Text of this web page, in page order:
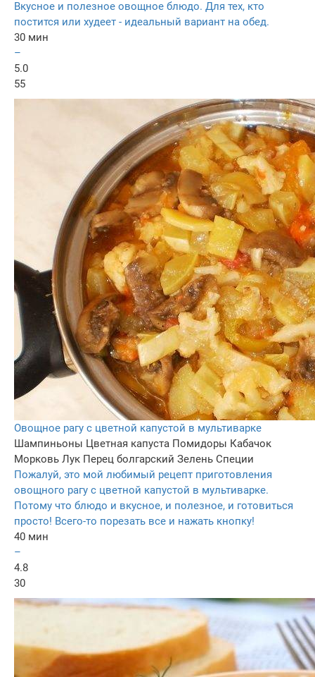
Вкусное и полезное овощное блюдо. Для тех, кто
постится или худеет - идеальный вариант на обед.
30 мин
–
5.0
55
Овощное рагу с цветной капустой в мультиварке
Шампиньоны Цветная капуста Помидоры Кабачок
Морковь Лук Перец болгарский Зелень Специи
Пожалуй, это мой любимый рецепт приготовления
овощного рагу с цветной капустой в мультиварке.
Потому что блюдо и вкусное, и полезное, и готовиться
просто! Всего-то порезать все и нажать кнопку!
40 мин
–
4.8
30